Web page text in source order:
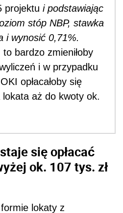
projektu i podstawiając
stóp NBP, stawka
i wynosić 0,71%.
bardzo zmieniłoby
i w przypadku
opłacałoby się
lokata aż do kwoty ok.
się opłacać
ok. 107 tys. zł
lokaty z